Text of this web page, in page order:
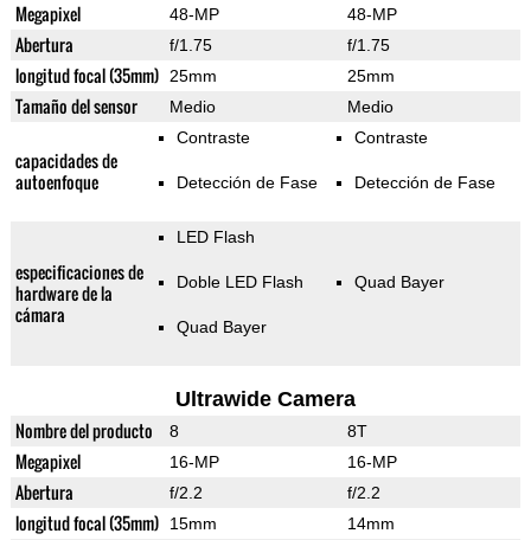
Megapixel 48-MP 48-MP
Abertura f/1.75 f/1.75
longitud focal (35mm) 25mm 25mm
Tamaño del sensor Medio Medio
capacidades de
autoenfoque
Contraste
Detección de Fase
Contraste
Detección de Fase
especificaciones de
hardware de la
cámara
LED Flash
Doble LED Flash
Quad Bayer
Quad Bayer
Ultrawide Camera
Nombre del producto 8 8T
Megapixel 16-MP 16-MP
Abertura f/2.2 f/2.2
longitud focal (35mm) 15mm 14mm